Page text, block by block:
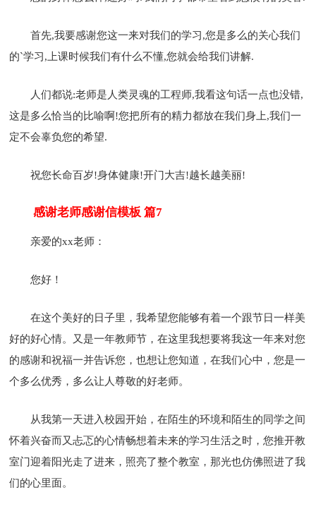
首先,我要感谢您这一来对我们的学习,您是多么的关心我们
的`学习,上课时候我们有什么不懂,您就会给我们讲解.
人们都说:老师是人类灵魂的工程师,我看这句话一点也没错,
这是多么恰当的比喻啊!您把所有的精力都放在我们身上,我们一
定不会辜负您的希望.
祝您长命百岁!身体健康!开门大吉!越长越美丽!
感谢老师感谢信模板 篇7
亲爱的xx老师：
您好！
在这个美好的日子里，我希望您能够有着一个跟节日一样美
好的好心情。又是一年教师节，在这里我想要将我这一年来对您
的感谢和祝福一并告诉您，也想让您知道，在我们心中，您是一
个多么优秀，多么让人尊敬的好老师。
从我第一天进入校园开始，在陌生的环境和陌生的同学之间
怀着兴奋而又忐忑的心情畅想着未来的学习生活之时，您推开教
室门迎着阳光走了进来，照亮了整个教室，那光也仿佛照进了我
们的心里面。